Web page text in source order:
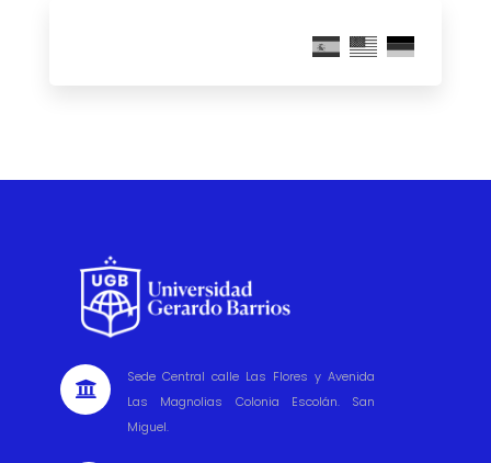

Sede Central calle Las Flores y Avenida
Las Magnolias Colonia Escolán. San
Miguel.